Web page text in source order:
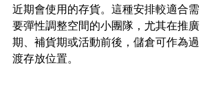
近期會使用的存貨。這種安排較適合需
要彈性調整空間的小團隊，尤其在推廣
期、補貨期或活動前後，儲倉可作為過
渡存放位置。